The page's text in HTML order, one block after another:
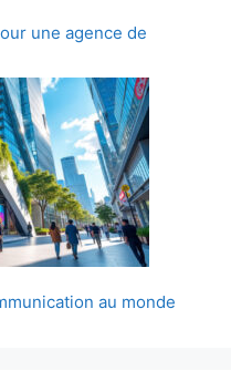
une agence de
au monde